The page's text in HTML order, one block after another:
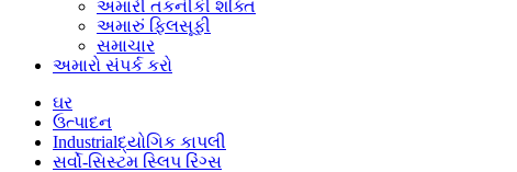
અમારી તકનીકી શક્તિ
અમારું ફિલસૂફી
સમાચાર
અમારો સંપર્ક કરો
ઘર
ઉત્પાદન
Industrialદ્યોગિક કાપલી
સર્વો-સિસ્ટમ સ્લિપ રિંગ્સ